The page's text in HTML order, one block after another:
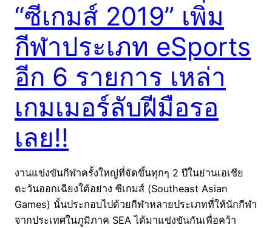
“ซีเกมส์ 2019” เพิ่ม
กีฬาประเภท eSports
อีก 6 รายการ เหล่า
เกมเมอร์ลับฝีมือรอ
เลย!!
งานแข่งขันกีฬาครั้งใหญ่ที่จัดขึ้นทุกๆ 2 ปีในย่านเอเชีย
ตะวันออกเฉียงใต้อย่าง ซีเกมส์ (Southeast Asian
Games) นั้นประกอบไปด้วยกีฬาหลายประเภทที่ให้นักกีฬา
จากประเทศในภูมิภาค SEA ได้มาแข่งขันกันเพื่อคว้า